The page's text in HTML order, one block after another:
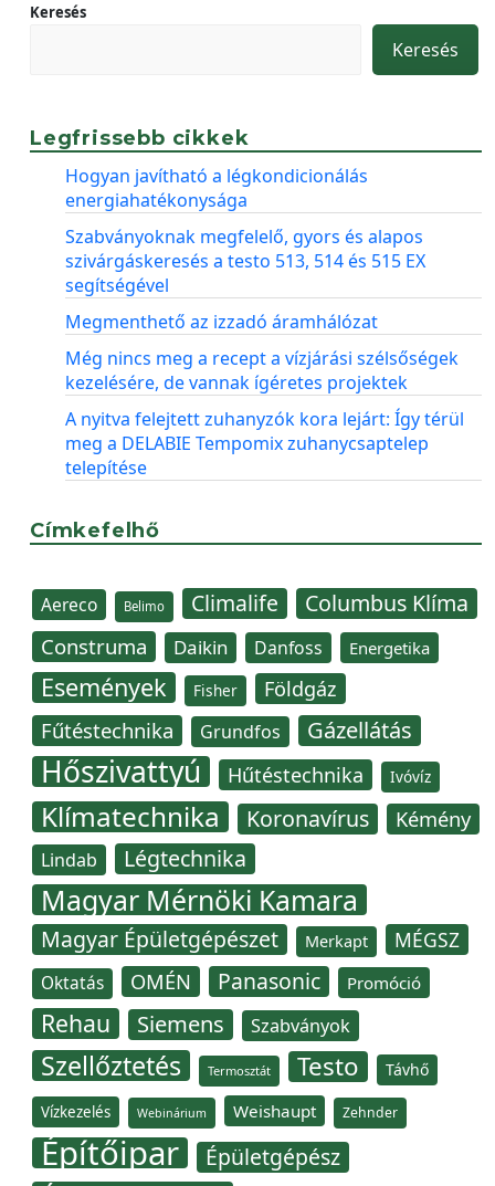
Keresés
Keresés
Legfrissebb cikkek
Hogyan javítható a légkondicionálás
energiahatékonysága
Szabványoknak megfelelő, gyors és alapos
szivárgáskeresés a testo 513, 514 és 515 EX
segítségével
Megmenthető az izzadó áramhálózat
Még nincs meg a recept a vízjárási szélsőségek
kezelésére, de vannak ígéretes projektek
A nyitva felejtett zuhanyzók kora lejárt: Így térül
meg a DELABIE Tempomix zuhanycsaptelep
telepítése
Címkefelhő
Aereco Belimo Climalife Columbus Klíma
Construma Daikin Danfoss Energetika
Események Fisher Földgáz
Fűtéstechnika Grundfos Gázellátás
Hőszivattyú Hűtéstechnika Ivóvíz
Klímatechnika Koronavírus Kémény
Lindab Légtechnika
Magyar Mérnöki Kamara
Magyar Épületgépészet Merkapt MÉGSZ
Oktatás OMÉN Panasonic Promóció
Rehau Siemens Szabványok
Szellőztetés Termosztát Testo Távhő
Vízkezelés Webinárium Weishaupt Zehnder
Építőipar Épületgépész